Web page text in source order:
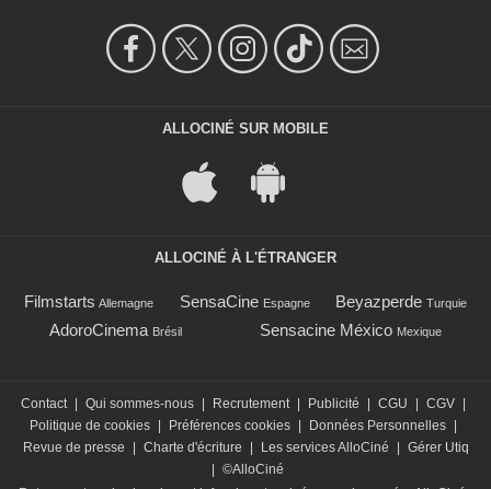
ALLOCINÉ SUR MOBILE
ALLOCINÉ À L'ÉTRANGER
Filmstarts Allemagne SensaCine Espagne Beyazperde Turquie
AdoroCinema Brésil Sensacine México Mexique
Contact | Qui sommes-nous | Recrutement | Publicité | CGU | CGV |
Politique de cookies | Préférences cookies | Données Personnelles |
Revue de presse
| Charte d'écriture | Les services AlloCiné | Gérer Utiq
| ©AlloCiné